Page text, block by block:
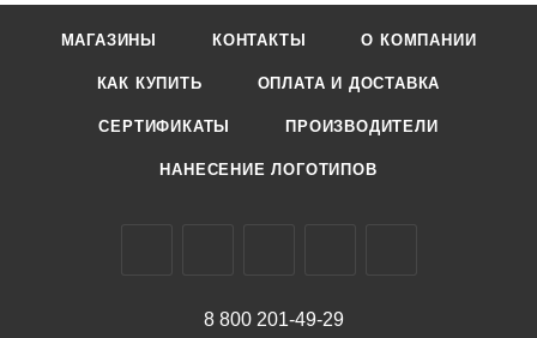
МАГАЗИНЫ КОНТАКТЫ О КОМПАНИИ
КАК КУПИТЬ ОПЛАТА И ДОСТАВКА
СЕРТИФИКАТЫ ПРОИЗВОДИТЕЛИ
НАНЕСЕНИЕ ЛОГОТИПОВ
8 800 201-49-29